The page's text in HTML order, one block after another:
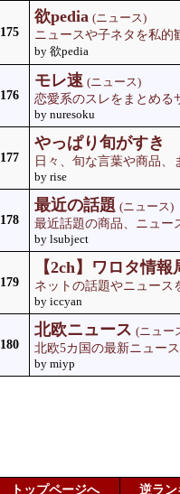
175
欲pedia (ニュース)
ニュースや子ネタを私的
by 欲pedia
176
モレ速 (ニュース)
恋愛系のスレをまとめる
by nuresoku
177
やっぱり旬がすき
日々、旬な言葉や商品
by rise
178
最近の話題 (ニュース)
最近話題の商品、ニュー
by lsubject
179
【2ch】ワロタ情報
ネットの話題やニュース
by iccyan
180
北欧ニュース (ニュー
北欧5カ国の最新ニュー
by miyp
トップページへ
逆ラン